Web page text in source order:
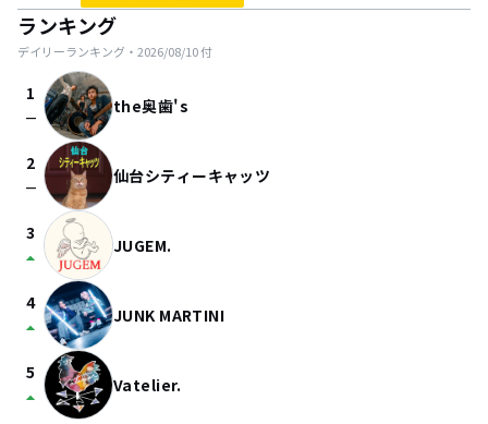
ランキング
デイリーランキング・ 2026/08/10付
1
check_indeterminate_small the奥歯's
2
check_indeterminate_small 仙台シティーキャッツ
3
arrow_drop_up JUGEM.
4
arrow_drop_up JUNK MARTINI
5
arrow_drop_up Vatelier.